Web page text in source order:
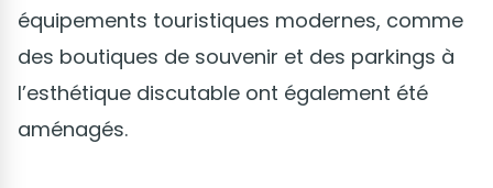
équipements touristiques modernes, comme
des boutiques de souvenir et des parkings à
l’esthétique discutable ont également été
aménagés.